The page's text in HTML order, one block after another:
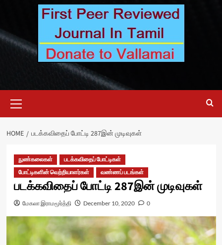
Menu
HOME படக்கவிதைப் போட்டி 287இன் முடிவுகள்
நுண்கலைகள்
படக்கவிதைப் போட்டிகள்
போட்டிகளின் வெற்றியாளர்கள்
வண்ணப் படங்கள்
படக்கவிதைப் போட்டி 287இன் முடிவுகள்
மேகலா இராமமூர்த்தி December 10, 2020 0